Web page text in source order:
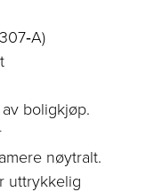
boligkjøp.
nøytralt.
uttrykkelig